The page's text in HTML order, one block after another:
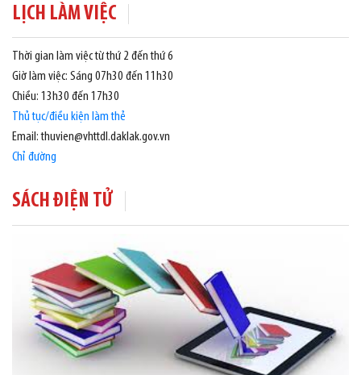
LỊCH LÀM VIỆC
Thời gian làm việc từ thứ 2 đến thứ 6
Giờ làm việc: Sáng 07h30 đến 11h30
Chiều: 13h30 đến 17h30
Thủ tục/điều kiện làm thẻ
Email: thuvien@vhttdl.daklak.gov.vn
Chỉ đường
SÁCH ĐIỆN TỬ